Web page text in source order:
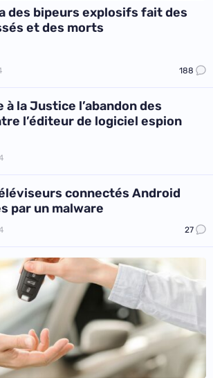
des bipeurs explosifs fait des
et des morts
188
à la Justice l’abandon des
l’éditeur de logiciel espion
connectés Android
par un malware
27